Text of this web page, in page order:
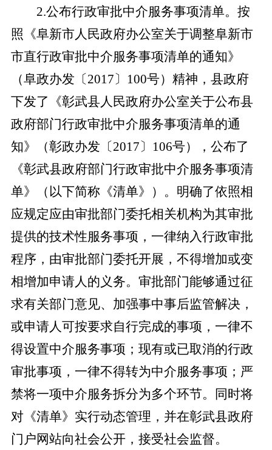
2.公布行政审批中介服务事项清单。按
照《阜新市人民政府办公室关于调整阜新市
市直行政审批中介服务事项清单的通知》
（阜政办发〔2017〕100号）精神， 县政府
下发了《彰武县人民政府办公室关于公布县
政府部门行政审批中介服务事项清单的通
知》（彰政办发〔2017〕106号），公布了
《彰武县政府部门行政审批中介服务事项清
单》（以下简称《清单》）。明确了依照相
应规定应由审批部门委托相关机构为其审批
提供的技术性服务事项，一律纳入行政审批
程序，由审批部门委托开展，不得增加或变
相增加申请人的义务。审批部门能够通过征
求有关部门意见、加强事中事后监管解决，
或申请人可按要求自行完成的事项，一律不
得设置中介服务事项；现有或已取消的行政
审批事项，一律不得转为中介服务事项；严
禁将一项中介服务拆分为多个环节。同时将
对《清单》实行动态管理，并在彰武县政府
门户网站向社会公开，接受社会监督。